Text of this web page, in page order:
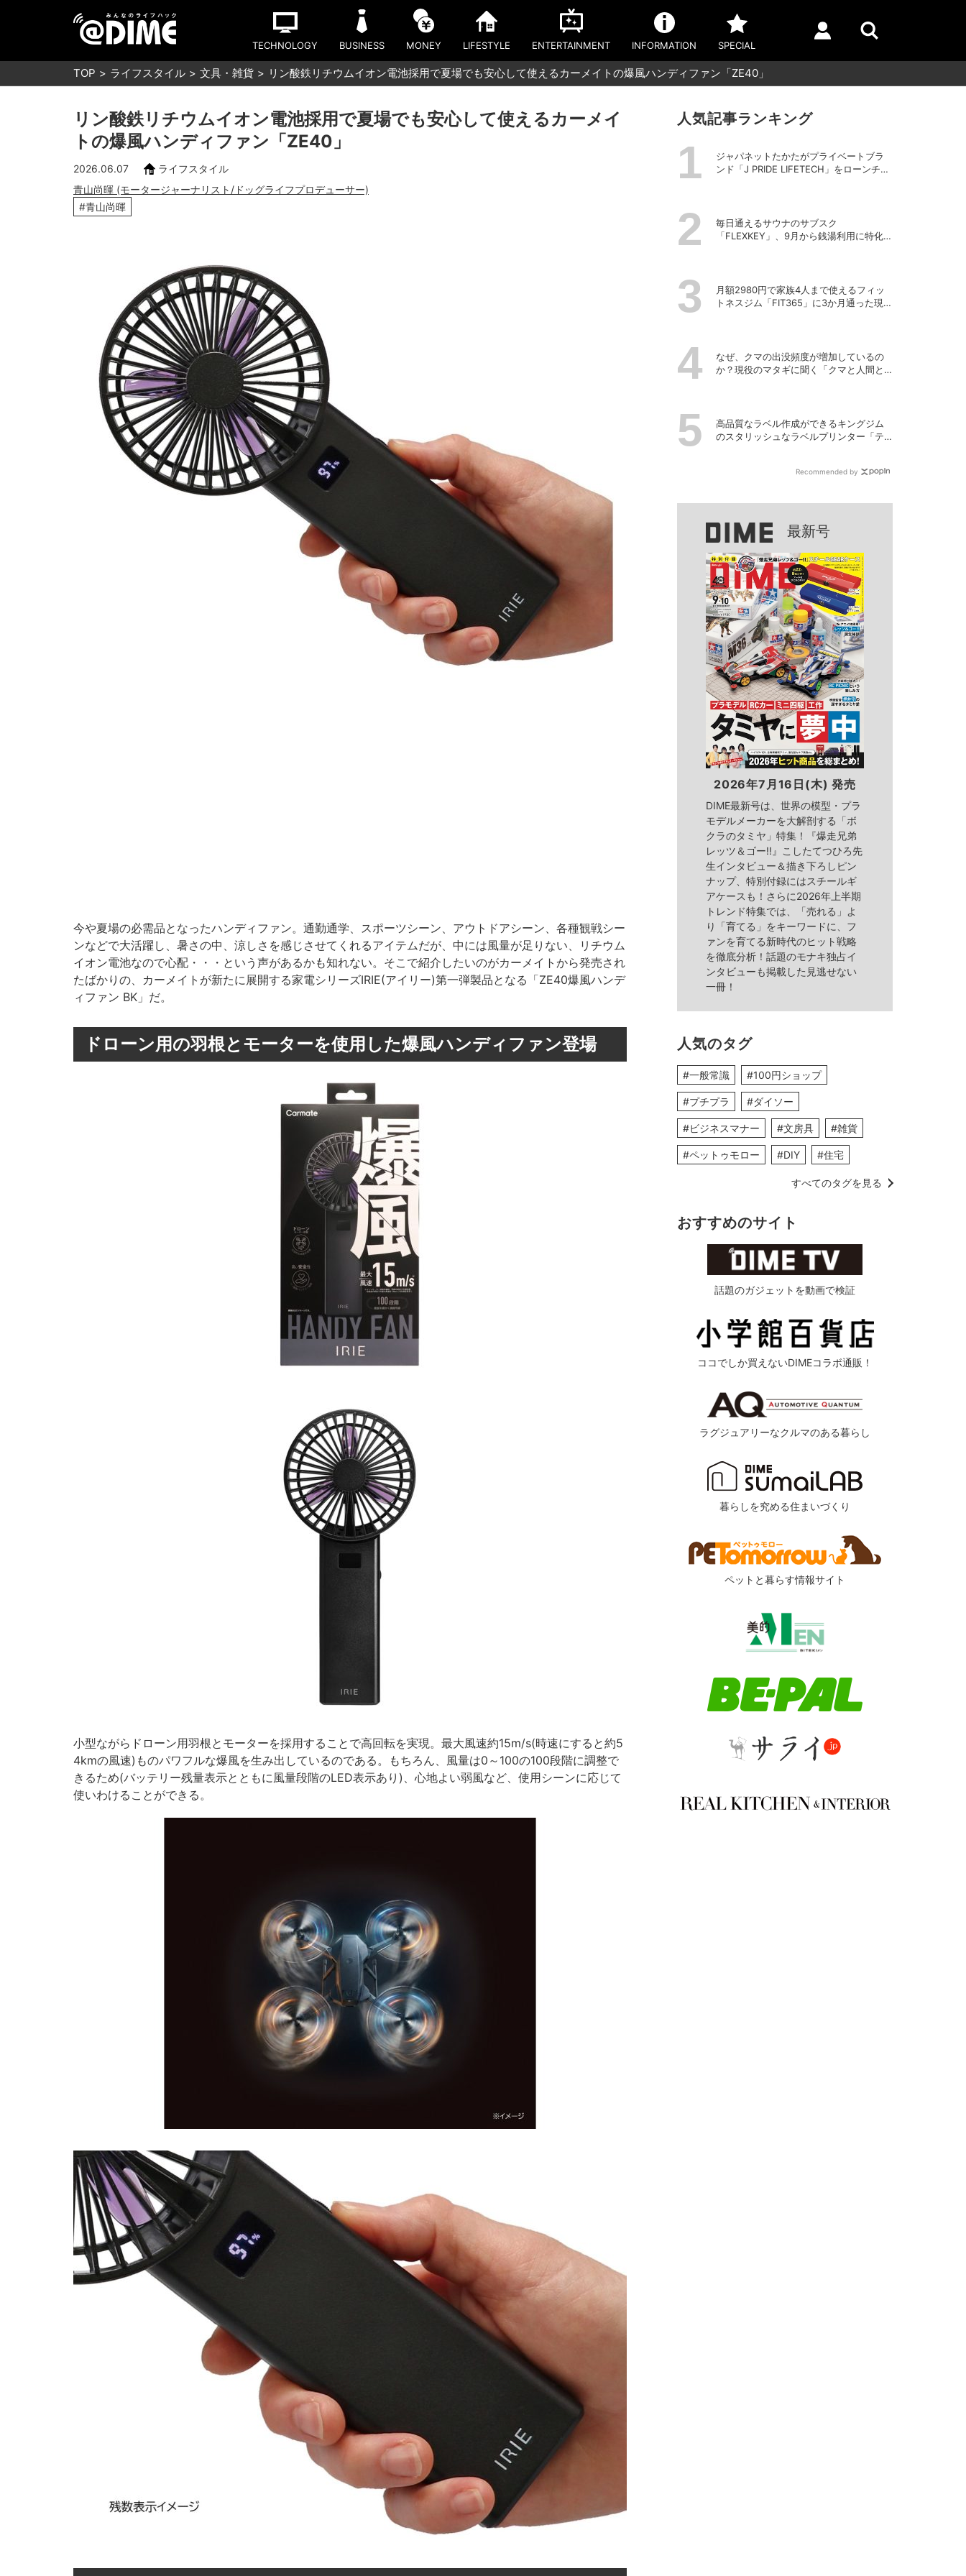
TECHNOLOGY BUSINESS MONEY LIFESTYLE ENTERTAINMENT INFORMATION SPECIAL
TOP ライフスタイル 文具・雑貨 リン酸鉄リチウムイオン電池採用で夏場でも安心して使えるカーメイトの爆風ハンディファン「ZE40」
リン酸鉄リチウムイオン電池採用で夏場でも安心して使えるカーメイ
トの爆風ハンディファン「ZE40」
2026.06.07
ライフスタイル
青山尚暉 (モータージャーナリスト/ドッグライフプロデューサー)
#青山尚暉
今や夏場の必需品となったハンディファン。通勤通学、スポーツシーン、アウトドアシーン、各種観戦シー
ンなどで大活躍し、暑さの中、涼しさを感じさせてくれるアイテムだが、中には風量が足りない、リチウム
イオン電池なので心配・・・という声があるかも知れない。そこで紹介したいのがカーメイトから発売され
たばかりの、カーメイトが新たに展開する家電シリーズIRIE(アイリー)第一弾製品となる「ZE40爆風ハンデ
ィファン BK」だ。
ドローン用の羽根とモーターを使用した爆風ハンディファン登場
小型ながらドローン用羽根とモーターを採用することで高回転を実現。最大風速約15m/s(時速にすると約5
4kmの風速)ものパワフルな爆風を生み出しているのである。もちろん、風量は0～100の100段階に調整で
きるため(バッテリー残量表示とともに風量段階のLED表示あり)、心地よい弱風など、使用シーンに応じて
使いわけることができる。
人気記事ランキング
ジャパネットたかたがプライベートブラ
ンド「J PRIDE LIFETECH」をローンチ、
毎日通えるサウナのサブスク
「FLEXKEY」、9月から銭湯利用に特化し
月額2980円で家族4人まで使えるフィッ
トネスジム「FIT365」に3か月通った現在
なぜ、クマの出没頻度が増加しているの
か？現役のマタギに聞く「クマと人間と
高品質なラベル作成ができるキングジム
のスタリッシュなラベルプリンター「テ
Recommended by
最新号
2026年7月16日(木) 発売
DIME最新号は、世界の模型・プラ
モデルメーカーを大解剖する「ボ
クラのタミヤ」特集！『爆走兄弟
レッツ＆ゴー!!』こしたてつひろ先
生インタビュー＆描き下ろしピン
ナップ、特別付録にはスチールギ
アケースも！さらに2026年上半期
トレンド特集では、「売れる」よ
り「育てる」をキーワードに、フ
ァンを育てる新時代のヒット戦略
を徹底分析！話題のモナキ独占イ
ンタビューも掲載した見逃せない
一冊！
人気のタグ
#一般常識 #100円ショップ
#プチプラ #ダイソー
#ビジネスマナー #文房具 #雑貨
#ペットゥモロー #DIY #住宅
すべてのタグを見る
おすすめのサイト
話題のガジェットを動画で検証
ココでしか買えないDIMEコラボ通販！
ラグジュアリーなクルマのある暮らし
暮らしを究める住まいづくり
ペットと暮らす情報サイト